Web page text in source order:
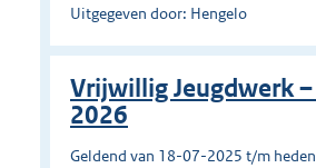
Uitgegeven door: Hengelo
Vrijwillig Jeugdwerk
2026
Geldend van 18-07-2025 t/m heden